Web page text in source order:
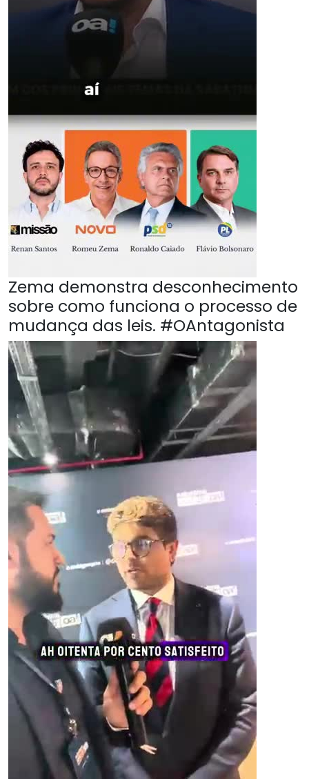
Zema demonstra desconhecimento
sobre como funciona o processo de
mudança das leis. #OAntagonista